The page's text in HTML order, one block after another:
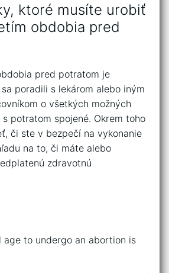
ktoré musíte urobiť
obdobia pred
pred potratom je
poradili s lekárom alebo iným
o všetkých možných
potratom spojené. Okrem toho
či ste v bezpečí na vykonanie
na to, či máte alebo
zdravotnú
age to undergo an abortion is